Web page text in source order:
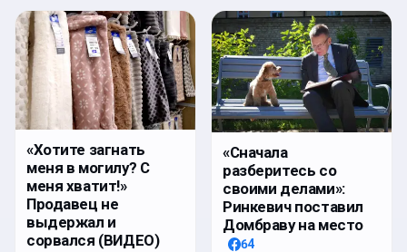
«Хотите загнать
меня в могилу? С
меня хватит!»
Продавец не
выдержал и
сорвался (ВИДЕО)
«Сначала
разберитесь со
своими делами»:
Ринкевич поставил
Домбраву на место
64